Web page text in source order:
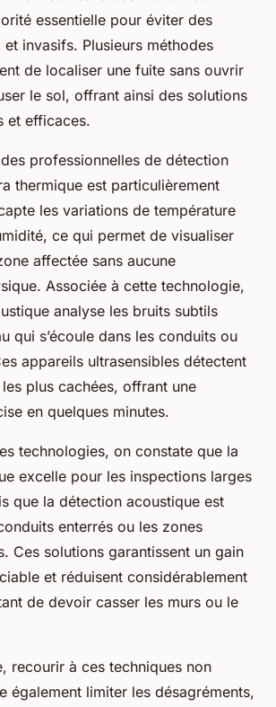
essentielle pour éviter des
invasifs. Plusieurs méthodes
de localiser une fuite sans ouvrir
le sol, offrant ainsi des solutions
et efficaces.
professionnelles de détection
thermique est particulièrement
les variations de température
ce qui permet de visualiser
affectée sans aucune
Associée à cette technologie,
analyse les bruits subtils
qui s’écoule dans les conduits ou
appareils ultrasensibles détectent
plus cachées, offrant une
en quelques minutes.
technologies, on constate que la
excelle pour les inspections larges
que la détection acoustique est
enterrés ou les zones
Ces solutions garantissent un gain
et réduisent considérablement
de devoir casser les murs ou le
recourir à ces techniques non
également limiter les désagréments,